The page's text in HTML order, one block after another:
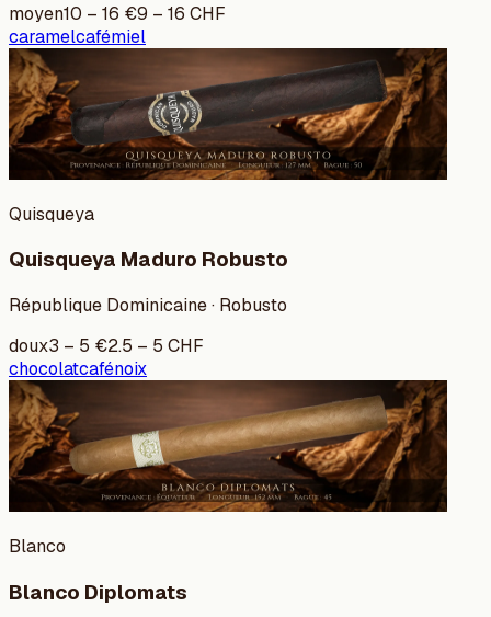
moyen10 – 16 €9 – 16 CHF
caramelcafémiel
Quisqueya
Quisqueya Maduro Robusto
République Dominicaine · Robusto
doux3 – 5 €2.5 – 5 CHF
chocolatcafénoix
Blanco
Blanco Diplomats